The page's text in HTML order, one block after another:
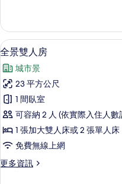
景
觀
的
所
有
相
片
或
雙
床
公
園
景
觀
的
詳
情
顯
示
全
景
雙
人
房
的
所
8
全景雙人房
城市景
23 平方公尺
1 間臥室
可容納 2 人 (依實際入住人數
1 張加大雙人床或 2 張單人床
免費無線上網
更多資訊
更